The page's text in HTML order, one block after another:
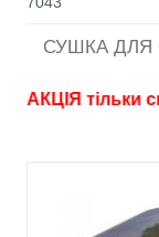
СУШКА ДЛЯ
тільки